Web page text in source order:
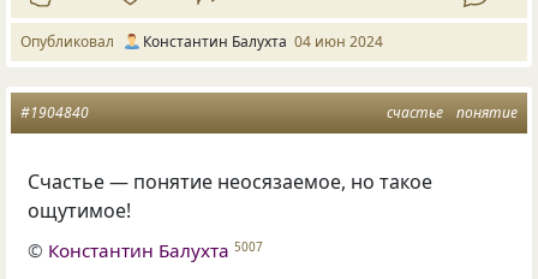
Опубликовал Константин Балухта 04 июн 2024
счастье понятие
#1904840
Счастье — понятие неосязаемое, но такое
ощутимое!
© Константин Балухта 5007